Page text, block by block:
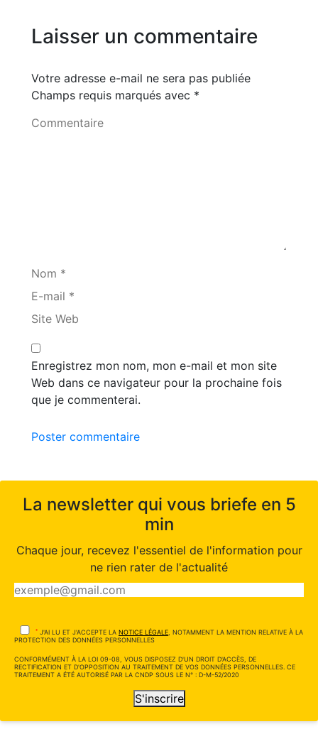
Laisser un commentaire
Votre adresse e-mail ne sera pas publiée
Champs requis marqués avec *
Commentaire
Nom *
E-mail *
Site Web
Enregistrez mon nom, mon e-mail et mon site
Web dans ce navigateur pour la prochaine fois
que je commenterai.
Poster commentaire
La newsletter qui vous briefe en 5
min
Chaque jour, recevez l'essentiel de l'information pour
ne rien rater de l'actualité
* J'AI LU ET J'ACCEPTE LA NOTICE LÉGALE, NOTAMMENT LA MENTION RELATIVE À LA
PROTECTION DES DONNÉES PERSONNELLES
CONFORMÉMENT À LA LOI 09-08, VOUS DISPOSEZ D'UN DROIT D'ACCÈS, DE
RECTIFICATION ET D'OPPOSITION AU TRAITEMENT DE VOS DONNÉES PERSONNELLES. CE
TRAITEMENT A ÉTÉ AUTORISÉ PAR LA CNDP SOUS LE N° : D-M-52/2020
S'inscrire